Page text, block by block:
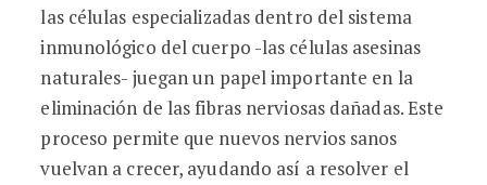
las células especializadas dentro del sistema
inmunológico del cuerpo -las células asesinas
naturales- juegan un papel importante en la
eliminación de las fibras nerviosas dañadas. Este
proceso permite que nuevos nervios sanos
vuelvan a crecer, ayudando así a resolver el